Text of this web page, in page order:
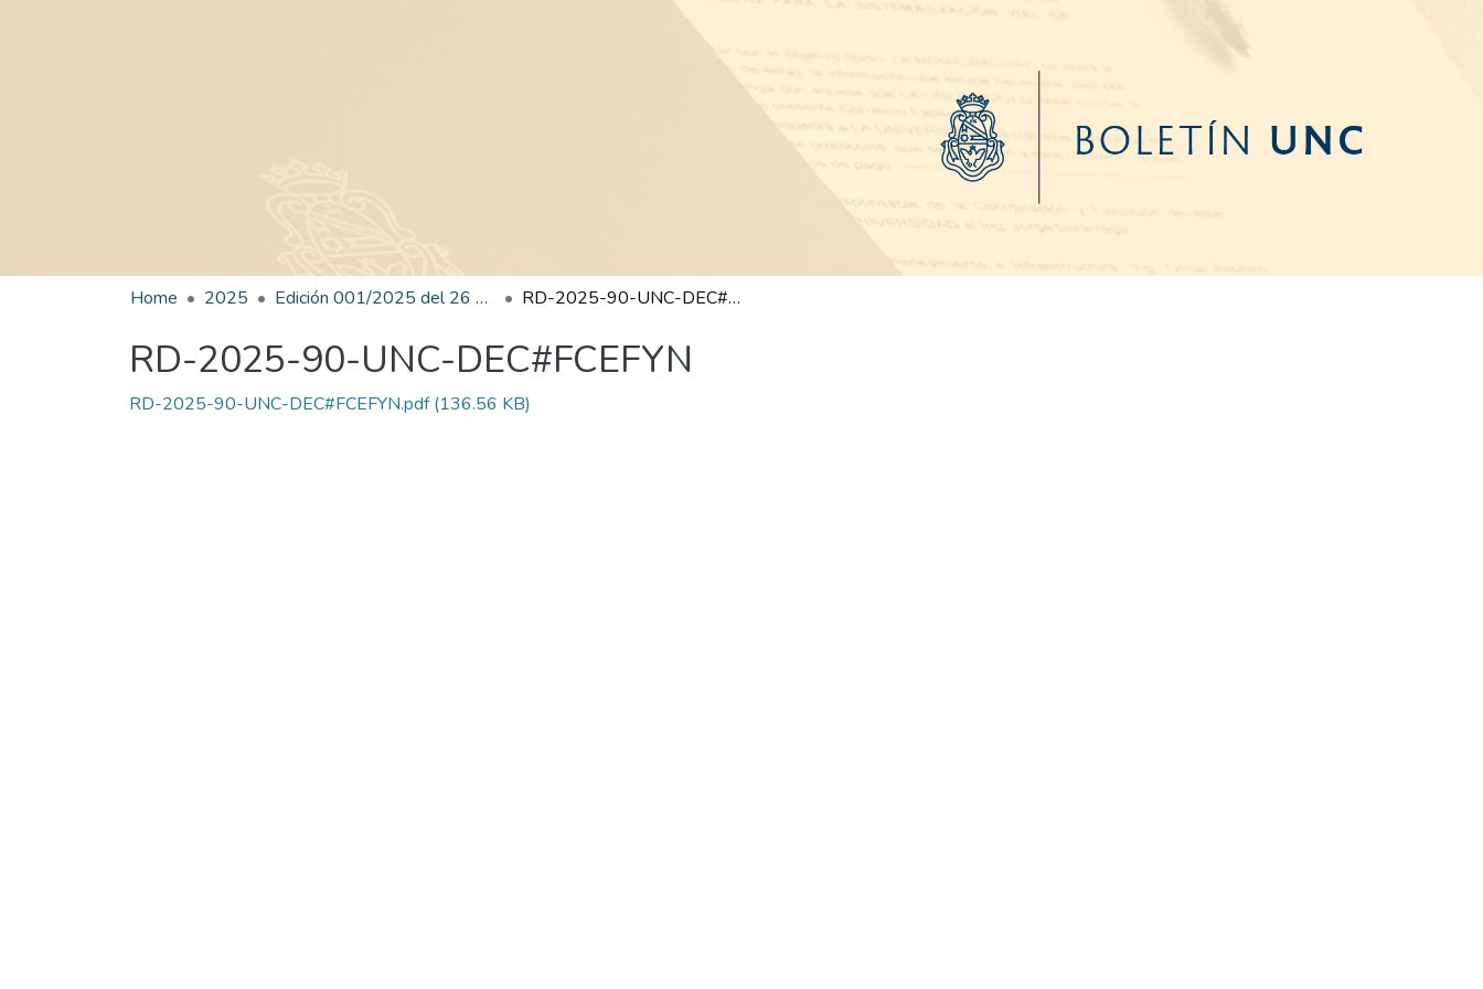
Home 2025 Edición 001/2025 del 26 de mayo de 2025 RD-2025-90-UNC-DEC#FCEFYN
RD-2025-90-UNC-DEC#FCEFYN
RD-2025-90-UNC-DEC#FCEFYN.pdf(136.56 KB)